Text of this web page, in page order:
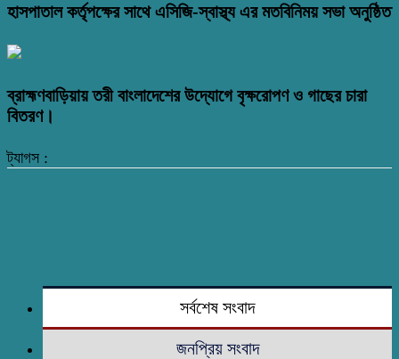
হাসপাতাল কর্তৃপক্ষের সাথে এসিজি-স্বাস্থ্য এর মতবিনিময় সভা অনুষ্ঠিত
ব্রাহ্মণবাড়িয়ায় তরী বাংলাদেশের উদ্যোগে বৃক্ষরোপণ ও গাছের চারা
বিতরণ।
ট্যাগস :
সর্বশেষ সংবাদ
জনপ্রিয় সংবাদ